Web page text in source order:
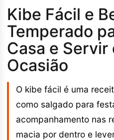
Kibe Fácil e
Temperado
Casa e
Ocasião
O kibe fácil é uma
como salgado para
acompanhamento nas
macia por dentro e